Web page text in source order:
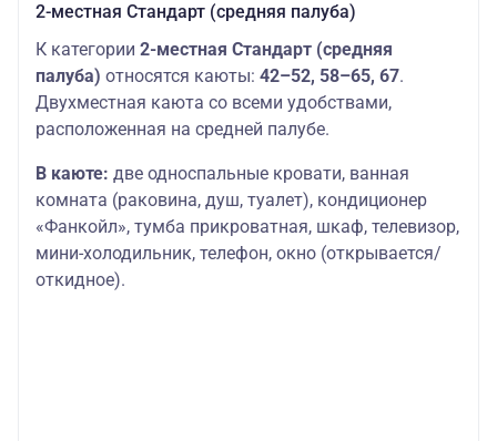
2-местная Стандарт (средняя палуба)
К категории 2-местная Стандарт (средняя
палуба) относятся каюты: 42–52, 58–65, 67.
Двухместная каюта со всеми удобствами,
расположенная на средней палубе.
В каюте: две односпальные кровати, ванная
комната (раковина, душ, туалет), кондиционер
«Фанкойл», тумба прикроватная, шкаф, телевизор,
мини-холодильник, телефон, окно (открывается/
откидное).